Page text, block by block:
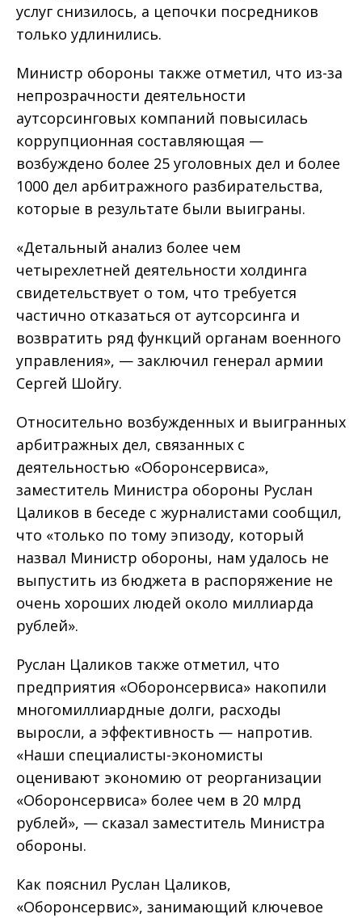
услуг снизилось, а цепочки посредников
только удлинились.
Министр обороны также отметил, что из-за
непрозрачности деятельности
аутсорсинговых компаний повысилась
коррупционная составляющая —
возбуждено более 25 уголовных дел и более
1000 дел арбитражного разбирательства,
которые в результате были выиграны.
«Детальный анализ более чем
четырехлетней деятельности холдинга
свидетельствует о том, что требуется
частично отказаться от аутсорсинга и
возвратить ряд функций органам военного
управления», — заключил генерал армии
Сергей Шойгу.
Относительно возбужденных и выигранных
арбитражных дел, связанных с
деятельностью «Оборонсервиса»,
заместитель Министра обороны Руслан
Цаликов в беседе с журналистами сообщил,
что «только по тому эпизоду, который
назвал Министр обороны, нам удалось не
выпустить из бюджета в распоряжение не
очень хороших людей около миллиарда
рублей».
Руслан Цаликов также отметил, что
предприятия «Оборонсервиса» накопили
многомиллиардные долги, расходы
выросли, а эффективность — напротив.
«Наши специалисты-экономисты
оценивают экономию от реорганизации
«Оборонсервиса» более чем в 20 млрд
рублей», — сказал заместитель Министра
обороны.
Как пояснил Руслан Цаликов,
«Оборонсервис», занимающий ключевое